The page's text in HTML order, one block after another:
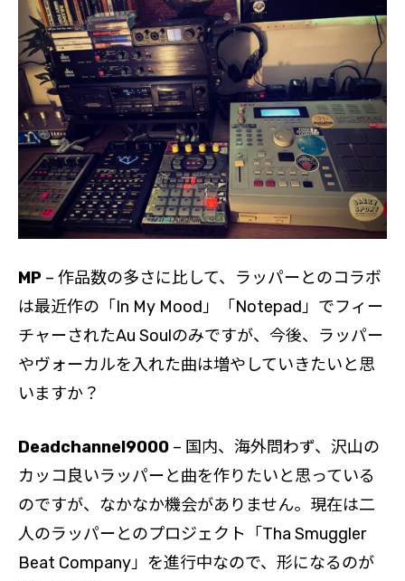
MP – 作品数の多さに比して、ラッパーとのコラボ
は最近作の「In My Mood」「Notepad」でフィー
チャーされたAu Soulのみですが、今後、ラッパー
やヴォーカルを入れた曲は増やしていきたいと思
いますか？
Deadchannel9000 – 国内、海外問わず、沢山の
カッコ良いラッパーと曲を作りたいと思っている
のですが、なかなか機会がありません。現在は二
人のラッパーとのプロジェクト「Tha Smuggler
Beat Company」を進行中なので、形になるのが